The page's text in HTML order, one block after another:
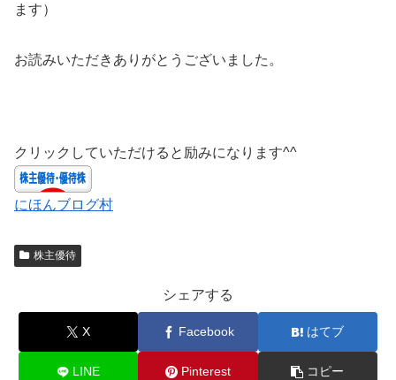
ます）
お読みいただきありがとうございました。
クリックしていただけると励みになります^^
にほんブログ村
株主優待
シェアする
X Facebook はてブ
LINE Pinterest コピー